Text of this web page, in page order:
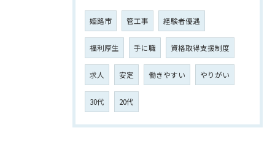
姫路市 管工事 経験者優遇
福利厚生 手に職 資格取得支援制度
求人 安定 働きやすい やりがい
30代 20代